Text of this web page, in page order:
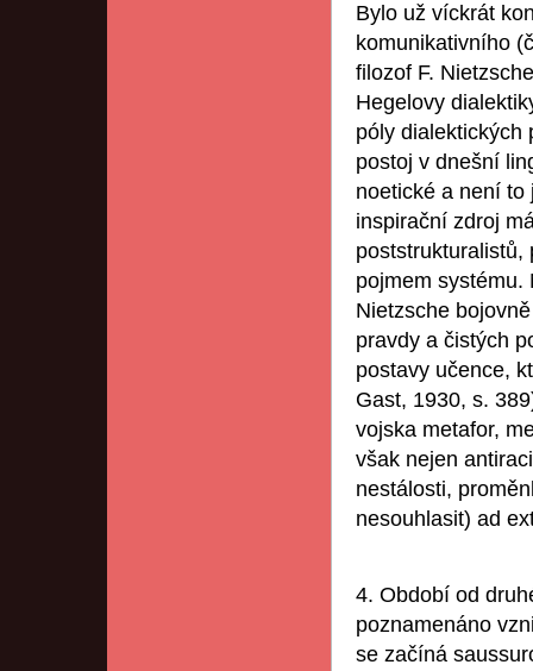
Bylo už víckrát
komunikativního
filozof F.
Hegelovy
póly dialektických
postoj v dnešní
noetické a není to
inspirační zdroj
poststrukturalistů,
pojmem systému.
Nietzsche
pravdy a čistých
postavy učence,
Gast, 1930, s.
vojska metafor,
však nejen
nestálosti,
nesouhlasit) ad
4. Období od
poznamenáno
se začíná